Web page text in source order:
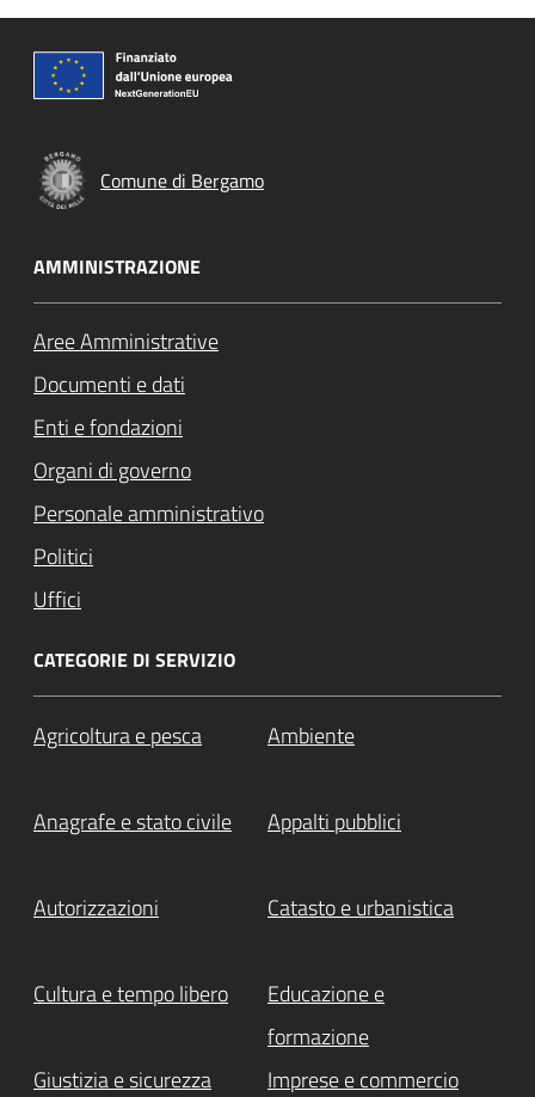
Comune di Bergamo
AMMINISTRAZIONE
Aree Amministrative
Documenti e dati
Enti e fondazioni
Organi di governo
Personale amministrativo
Politici
Uffici
CATEGORIE DI SERVIZIO
Agricoltura e pesca Ambiente
Anagrafe e stato civile Appalti pubblici
Autorizzazioni Catasto e urbanistica
Cultura e tempo libero
Educazione e
formazione
Giustizia e sicurezza
Imprese e commercio